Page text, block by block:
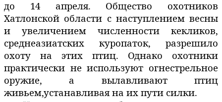
до 14 апреля. Общество охотников
Хатлонской области с наступлением весны
и увеличением численности кекликов,
среднеазиатских куропаток, разрешило
охоту на этих птиц. Однако охотники
практически не используют огнестрельное
оружие, а вылавливают птиц
живьем,устанавливая на их пути силки.